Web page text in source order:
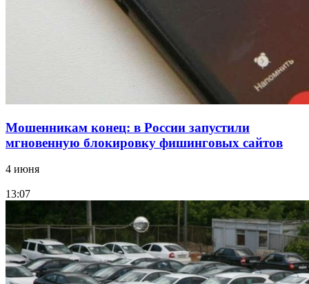
Фестиваль #ТриЧетыре в Волгограде пройдёт
11–13 сентября в рамках Года единства народов
Мошенникам конец: в России запустили
мгновенную блокировку фишинговых сайтов
4 июня
13:07